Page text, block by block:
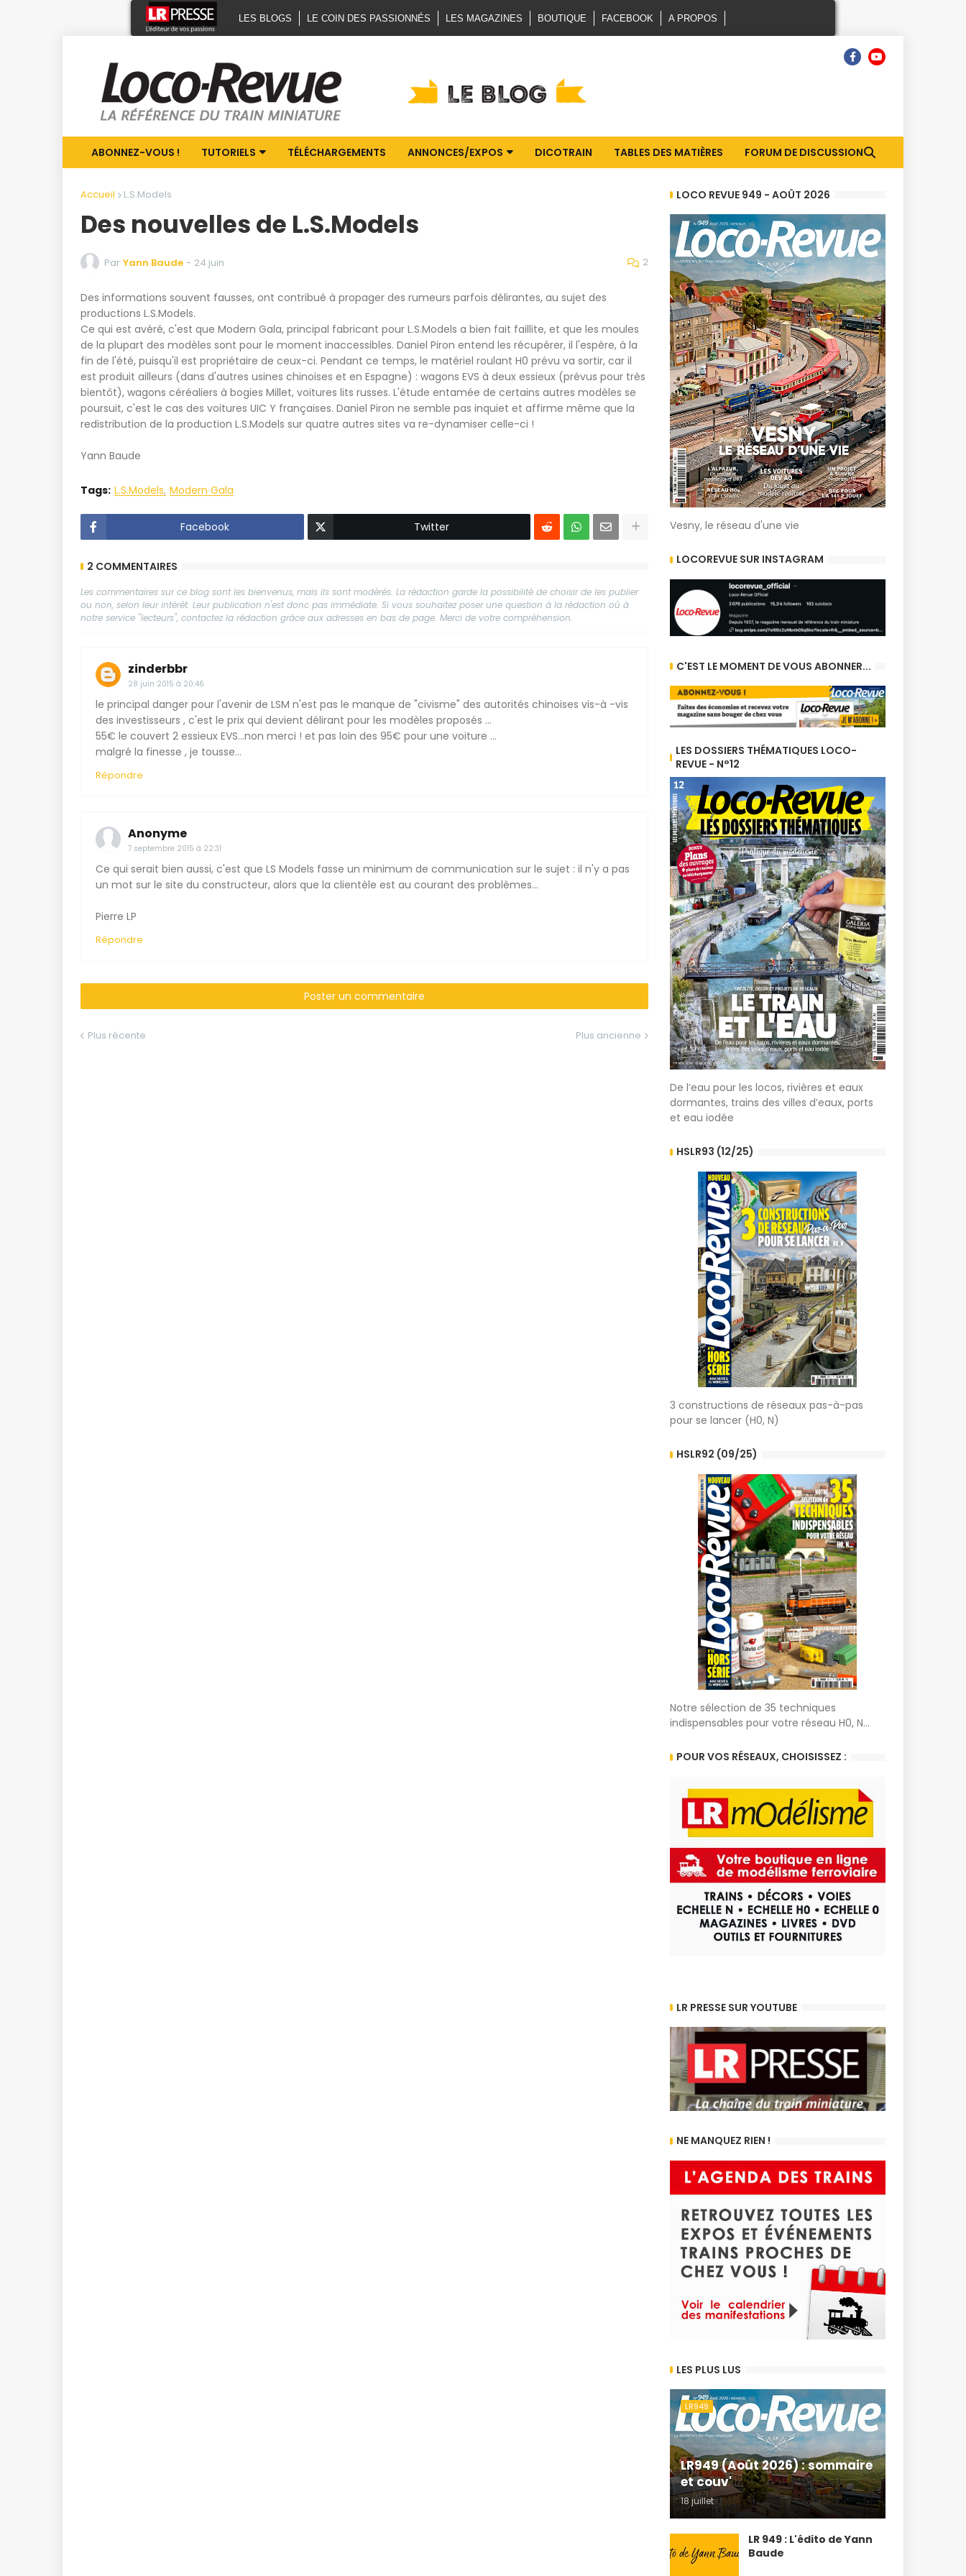
LES BLOGS LE COIN DES PASSIONNÉS LES MAGAZINES BOUTIQUE FACEBOOK A PROPOS
ABONNEZ-VOUS ! TUTORIELS TÉLÉCHARGEMENTS ANNONCES/EXPOS DICOTRAIN TABLES DES MATIÈRES FORUM DE DISCUSSION
Accueil L.S.Models
Des nouvelles de L.S.Models
Par Yann Baude - 24 juin 2
Des informations souvent fausses, ont contribué à propager des rumeurs parfois délirantes, au sujet des
productions L.S.Models.
Ce qui est avéré, c'est que Modern Gala, principal fabricant pour L.S.Models a bien fait faillite, et que les moules
de la plupart des modèles sont pour le moment inaccessibles. Daniel Piron entend les récupérer, il l'espère, à la
fin de l'été, puisqu'il est propriétaire de ceux-ci. Pendant ce temps, le matériel roulant H0 prévu va sortir, car il
est produit ailleurs (dans d'autres usines chinoises et en Espagne) : wagons EVS à deux essieux (prévus pour très
bientôt), wagons céréaliers à bogies Millet, voitures lits russes. L'étude entamée de certains autres modèles se
poursuit, c'est le cas des voitures UIC Y françaises. Daniel Piron ne semble pas inquiet et affirme même que la
redistribution de la production L.S.Models sur quatre autres sites va re-dynamiser celle-ci !
Yann Baude
Tags: L.S.Models Modern Gala
Facebook Twitter
2 COMMENTAIRES
Les commentaires sur ce blog sont les bienvenus, mais ils sont modérés. La rédaction garde la possibilité de choisir de les publier
ou non, selon leur intérêt. Leur publication n'est donc pas immédiate. Si vous souhaitez poser une question à la rédaction où à
notre service "lecteurs", contactez la rédaction grâce aux adresses en bas de page. Merci de votre compréhension.
zinderbbr
28 juin 2015 à 20:46
le principal danger pour l'avenir de LSM n'est pas le manque de "civisme" des autorités chinoises vis-à -vis
des investisseurs , c'est le prix qui devient délirant pour les modèles proposés ...
55€ le couvert 2 essieux EVS...non merci ! et pas loin des 95€ pour une voiture ...
malgré la finesse , je tousse...
Répondre
Anonyme
7 septembre 2015 à 22:31
Ce qui serait bien aussi, c'est que LS Models fasse un minimum de communication sur le sujet : il n'y a pas
un mot sur le site du constructeur, alors que la clientèle est au courant des problèmes...
Pierre LP
Répondre
Poster un commentaire
Plus récente Plus ancienne
LOCO REVUE 949 - AOÛT 2026
Vesny, le réseau d'une vie
LOCOREVUE SUR INSTAGRAM
C'EST LE MOMENT DE VOUS ABONNER...
LES DOSSIERS THÉMATIQUES LOCO-
REVUE - N°12
De l’eau pour les locos, rivières et eaux
dormantes, trains des villes d’eaux, ports
et eau iodée
HSLR93 (12/25)
3 constructions de réseaux pas-à-pas
pour se lancer (H0, N)
HSLR92 (09/25)
Notre sélection de 35 techniques
indispensables pour votre réseau H0, N...
POUR VOS RÉSEAUX, CHOISISSEZ :
LR PRESSE SUR YOUTUBE
NE MANQUEZ RIEN !
LES PLUS LUS
LR949
LR949 (Août 2026) : sommaire
et couv'
18 juillet
LR 949 : L'édito de Yann
Baude